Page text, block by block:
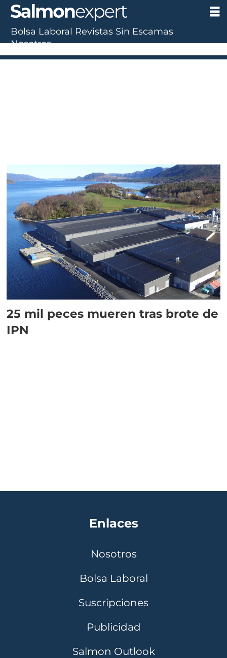
Tag:
ipn
25 mil peces mueren tras brote de
IPN
Bolsa Laboral Revistas Sin Escamas
Nosotros
Enlaces
Nosotros
Bolsa Laboral
Suscripciones
Publicidad
Salmon Outlook